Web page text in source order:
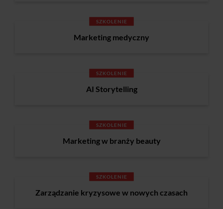
SZKOLENIE
Marketing medyczny
SZKOLENIE
AI Storytelling
SZKOLENIE
Marketing w branży beauty
SZKOLENIE
Zarządzanie kryzysowe w nowych czasach